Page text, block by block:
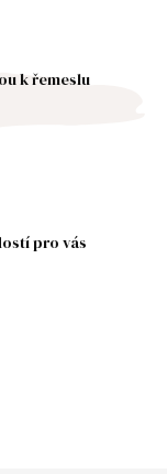
k řemeslu
pro vás